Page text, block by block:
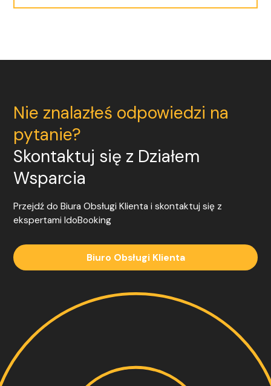
Nie znalazłeś odpowiedzi na
pytanie?
Skontaktuj się z Działem
Wsparcia
Przejdź do Biura Obsługi Klienta i skontaktuj się z
ekspertami IdoBooking
Biuro Obsługi Klienta